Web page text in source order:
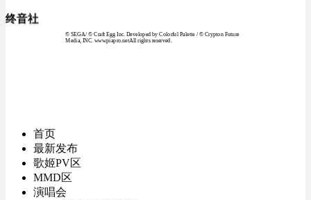
终音社
© SEGA / © Craft Egg Inc. Developed by Colorful Palette / © Crypton Future
Media, INC. www.piapro.netAll rights reserved.
首页
最新发布
歌姬PV区
MMD区
演唱会